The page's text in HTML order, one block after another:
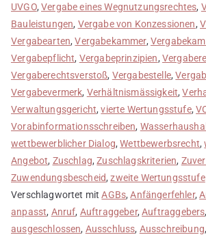
UVGO,Vergabe eines Wegnutzungsrechtes,
Bauleistungen, Vergabe von Konzessionen,
Vergabearten,Vergabekammer,
Vergabepflicht, Vergabeprinzipien,
Vergaberechtsverstoß, Vergabestelle,
Vergabevermerk, Verhältnismässigkeit,
Verwaltungsgericht,vierte Wertungsstufe,
Vorabinformationsschreiben,
wettbewerblicher Dialog,Wettbewerbsrecht,
Angebot, Zuschlag,Zuschlagskriterien,
Zuwendungsbescheid,zweite Wertungsstufe
Verschlagwortet mitAGBs,Anfängerfehler,
anpasst, Anruf, Auftraggeber,Auftraggebers,
ausgeschlossen, Ausschluss, Ausschreibung